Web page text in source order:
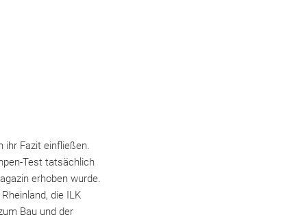
ihr Fazit einfließen.
Test tatsächlich
erhoben wurde.
die ILK
Bau und der